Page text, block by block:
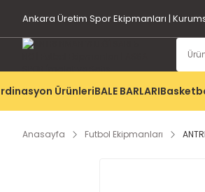
Ankara Üretim Spor Ekipmanları |
ÜrünleriBALE BARLARI
Anasayfa Futbol Ekipmanları